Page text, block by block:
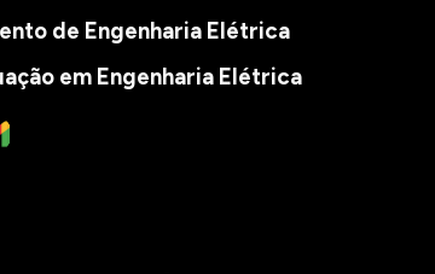
de Engenharia Elétrica
em Engenharia Elétrica